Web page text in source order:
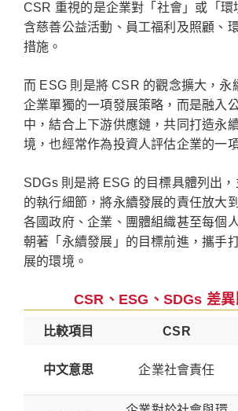
CSR 重視的是企業對「社會」或「環
含慈善公益活動、員工福利及照顧、
措施。
而 ESG 則是將 CSR 的觀念擴大，永
企業單獨的一項發展策略，而是融入
中，結合上下游供應鏈，共同打造永
境，也經常作為投資人評估企業的一
SDGs 則是將 ESG 的目標具體列出
的執行細節，將永續發展的責任放大
各國政府、企業、團體組織甚至每個
朝著「永續發展」的目標前進，攜手
展的環境。
CSR、ESG、SDGs 差
比較項目 CSR
中文意思 企業社會責任